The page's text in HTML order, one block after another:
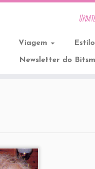
Viagem Estilo
Newsletter do